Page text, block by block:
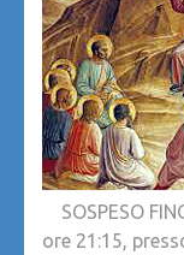
SOSPESO
ore 21:15,